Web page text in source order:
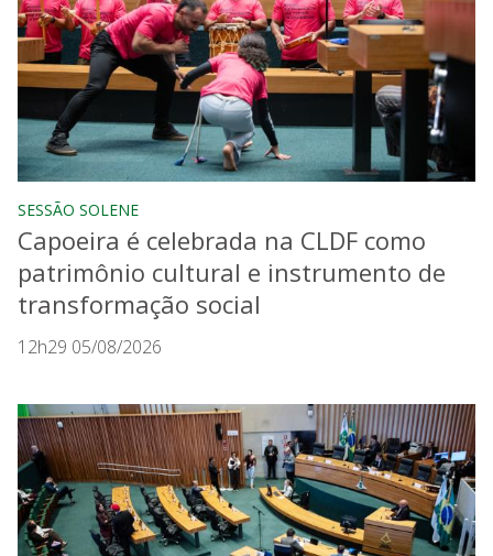
SESSÃO SOLENE
Capoeira é celebrada na CLDF como
patrimônio cultural e instrumento de
transformação social
12h29 05/08/2026